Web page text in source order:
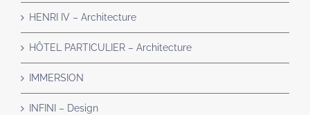
HENRI IV – Architecture
HÔTEL PARTICULIER – Architecture
IMMERSION
INFINI – Design